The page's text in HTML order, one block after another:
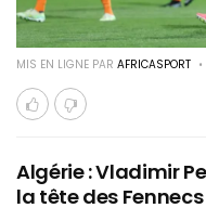
MIS EN LIGNE PAR AFRICASPORT
Algérie : Vladimir
la tête des Fennecs